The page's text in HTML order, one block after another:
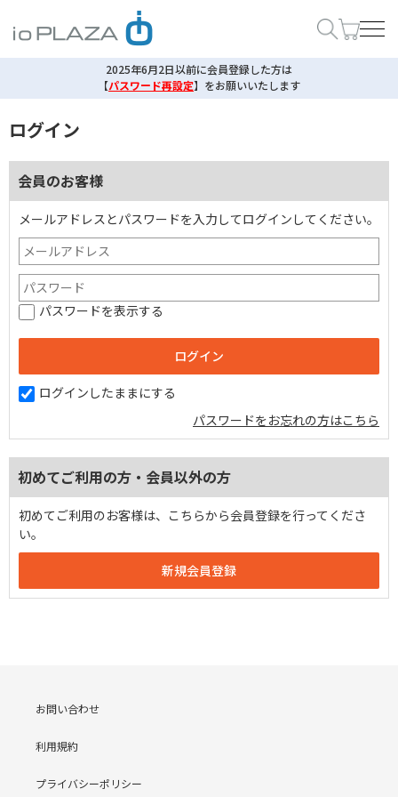
2025年6月2日以前に会員登録した方は
【パスワード再設定】 をお願いいたします
ログイン
会員のお客様
メールアドレスとパスワードを入力してログインしてください。
パスワードを表示する
ログインしたままにする
パスワードをお忘れの方はこちら
初めてご利用の方・会員以外の方
初めてご利用のお客様は、こちらから会員登録を行ってくださ
い。
お問い合わせ
利用規約
プライバシーポリシー